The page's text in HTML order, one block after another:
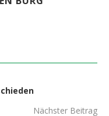
Nächster Beitrag